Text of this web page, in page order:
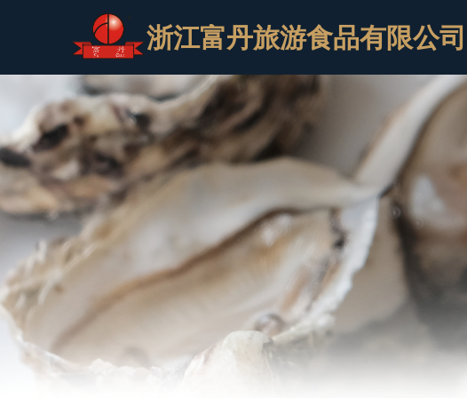
浙江富丹旅游食品有限公司